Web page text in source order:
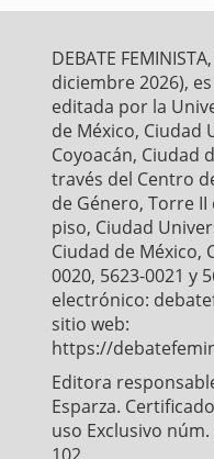
b
k
t l s
p
DEBATE
diciembre 2026),
editada por la
de México, Ciudad
Coyoacán, Ciudad
través del Centro
de Género, Torre
piso, Ciudad
Ciudad de México,
0020, 5623-0021 y
electrónico:
sitio web:
https://
Editora
Esparza.
uso Exclusivo núm.